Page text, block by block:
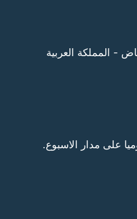
- المملكة العربية